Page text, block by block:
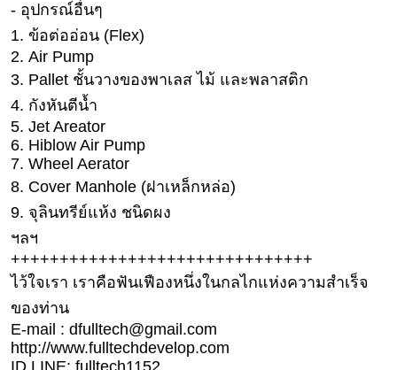
และ
การ
ตกแต่ง
มือ
ถือ
ราคา
ทอง
ราคา
น้ำมัน
วา
ไร
ตี้
แต่งงาน
- อุปกรณ์อื่นๆ
1. ข้อต่ออ่อน (Flex)
2. Air Pump
3. Pallet ชั้นวางของพาเลส ไม้ และพลาสติก
4. กังหันตีน้ำ
5. Jet Areator
6. Hiblow Air Pump
7. Wheel Aerator
8. Cover Manhole (ฝาเหล็กหล่อ)
9. จุลินทรีย์แห้ง ชนิดผง
ฯลฯ
+++++++++++++++++++++++++++++++
ไว้ใจเรา เราคือฟันเฟืองหนึ่งในกลไกแห่งความสำเร็จ
ของท่าน
E-mail : dfulltech@gmail.com
http://www.fulltechdevelop.com
ID LINE: fulltech1152